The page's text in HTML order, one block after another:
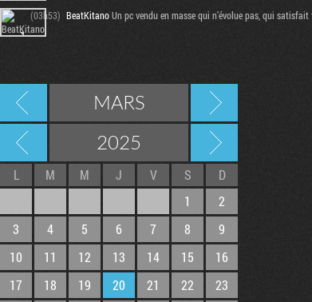
(03h53) BeatKitanoUn pc vendu en masse qui n’évolue pas, qui
MARS
2025
L M M J V S
D
1
2
3
4 5 6 7 8
9
10
11 12 13 14 15
16
17
18 19 20 21 22 23